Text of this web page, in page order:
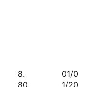
8.
80
01/0
1/20